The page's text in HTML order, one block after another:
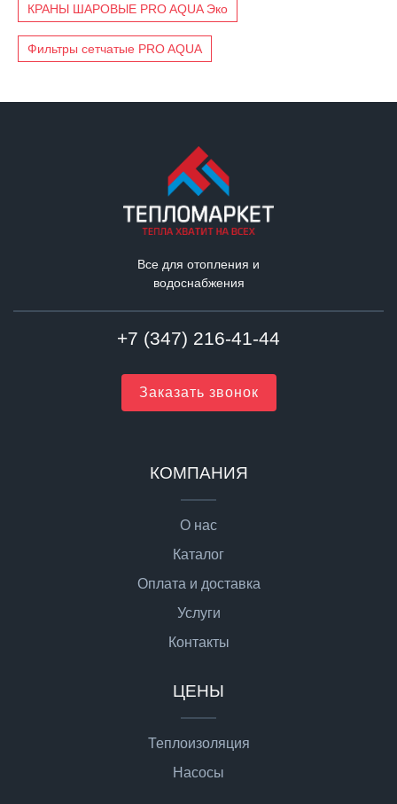
КРАНЫ ШАРОВЫЕ PRO AQUA Эко
Фильтры сетчатые PRO AQUA
Все для отопления и
водоснабжения
+7 (347) 216-41-44
Заказать звонок
КОМПАНИЯ
О нас
Каталог
Оплата и доставка
Услуги
Контакты
ЦЕНЫ
Теплоизоляция
Насосы